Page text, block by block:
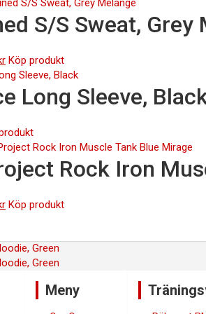
priset
är:
S/S Sweat, Grey
Det
nuvarande
priset
är:
Köp produkt
Long Sleeve,
Rock Iron
Det
är:
257 kr.
Köp produkt
Green
Green
Meny